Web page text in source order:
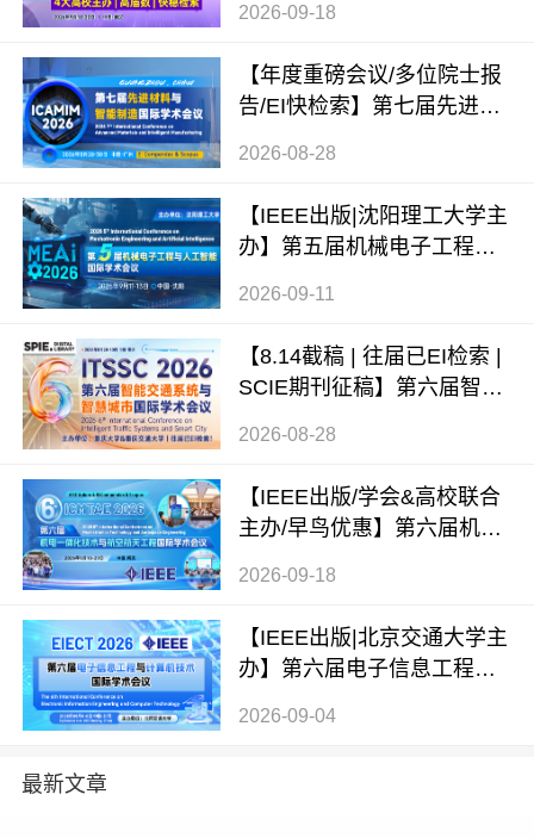
MEIM 2026）
2026-09-18
【年度重磅会议/多位院士报
告/EI快检索】第七届先进材
（ICAMIM 2026）
2026-08-28
【IEEE出版|沈阳理工大学主
办】第五届机械电子工程与
AI 2026）
2026-09-11
【8.14截稿 | 往届已EI检索 |
SCIE期刊征稿】第六届智能
术会议（ITSSC 2026）
2026-08-28
【IEEE出版/学会&高校联合
主办/早鸟优惠】第六届机电
6）
2026-09-18
【IEEE出版|北京交通大学主
办】第六届电子信息工程与
2026-09-04
最新文章